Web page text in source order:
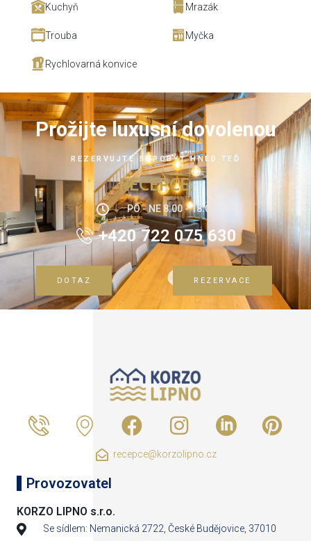
Kuchyň Mrazák
Trouba Myčka
Rychlovarná konvice
Prožijte luxusní dovolenou
REZERVUJTE SI POBYT HNED TEĎ
RECEPCE:
PO - NE 8:00 - 18:00
+420 722 075 630
DOTAZ REZERVACE
recepce@korzolipno.cz
Provozovatel
KORZO LIPNO s.r.o.
Se sídlem: Nemanická 2722, České Budějovice, 37010